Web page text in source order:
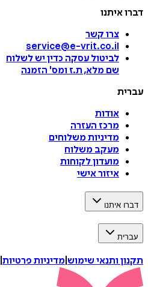
דברו איתנו
צרו קשר
service@e-vrit.co.il
לביטול עסקה כדין יש לשלוח
שם מלא, ת.ז ומס' הזמנה
עברית
אודות
מרכז העזרה
מדיניות משלוחים
מעקב משלוח
מועדון לקוחות
איזור אישי
דברו איתנו
עברית
תקנון ותנאי שימוש מדיניות פרטיות